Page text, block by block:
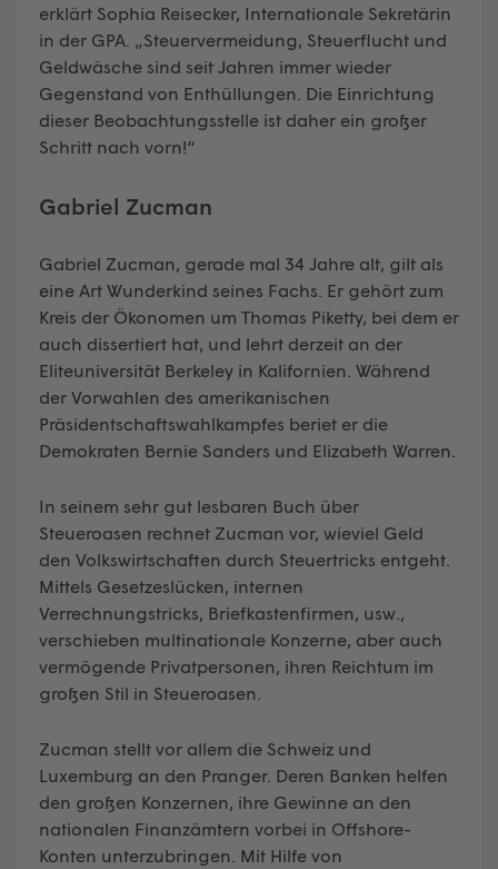
erklärt Sophia Reisecker, Internationale Sekretärin
in der GPA. „Steuervermeidung, Steuerflucht und
Geldwäsche sind seit Jahren immer wieder
Gegenstand von Enthüllungen. Die Einrichtung
dieser Beobachtungsstelle ist daher ein großer
Schritt nach vorn!“
Gabriel Zucman
Gabriel Zucman, gerade mal 34 Jahre alt, gilt als
eine Art Wunderkind seines Fachs. Er gehört zum
Kreis der Ökonomen um Thomas Piketty, bei dem er
auch dissertiert hat, und lehrt derzeit an der
Eliteuniversität Berkeley in Kalifornien. Während
der Vorwahlen des amerikanischen
Präsidentschaftswahlkampfes beriet er die
Demokraten Bernie Sanders und Elizabeth Warren.
In seinem sehr gut lesbaren Buch über
Steueroasen rechnet Zucman vor, wieviel Geld
den Volkswirtschaften durch Steuertricks entgeht.
Mittels Gesetzeslücken, internen
Verrechnungstricks, Briefkastenfirmen, usw.,
verschieben multinationale Konzerne, aber auch
vermögende Privatpersonen, ihren Reichtum im
großen Stil in Steueroasen.
Zucman stellt vor allem die Schweiz und
Luxemburg an den Pranger. Deren Banken helfen
den großen Konzernen, ihre Gewinne an den
nationalen Finanzämtern vorbei in Offshore-
Konten unterzubringen. Mit Hilfe von